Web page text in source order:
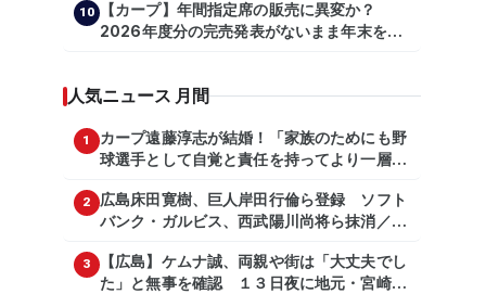
10
【カープ】年間指定席の販売に異変か？
2026年度分の完売発表がないまま年末を迎
人気ニュース 月間
1
カープ遠藤淳志が結婚！「家族のためにも野
球選手として自覚と責任を持ってより一層頑
2
広島床田寛樹、巨人岸田行倫ら登録 ソフト
バンク・ガルビス、西武陽川尚将ら抹消／２
3
【広島】ケムナ誠、両親や街は「大丈夫でし
た」と無事を確認 １３日夜に地元・宮崎県